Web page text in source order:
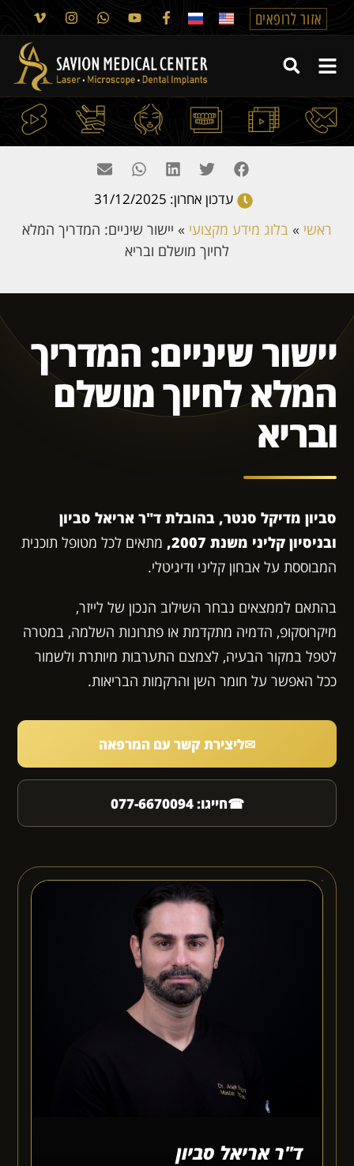
אזור לרופאים
ראשי » בלוג מידע מקצועי » יישור שיניים: המדריך המלא
לחיוך מושלם ובריא
עדכון אחרון: 31/12/2025
יישור שיניים: המדריך
המלא לחיוך מושלם
ובריא
סביון מדיקל סנטר, בהובלת ד"ר אריאל סביון
ובניסיון קליני משנת 2007,
מתאים לכל מטופל תוכנית
המבוססת על אבחון קליני ודיגיטלי.
בהתאם לממצאים נבחר השילוב הנכון של לייזר,
מיקרוסקופ, הדמיה מתקדמת או פתרונות השלמה, במטרה
לטפל במקור הבעיה, לצמצם התערבות מיותרת ולשמור
ככל האפשר על חומר השן והרקמות הבריאות.
✉ליצירת קשר עם המרפאה
☎חייגו: 077-6670094
ד"ר אריאל סביון